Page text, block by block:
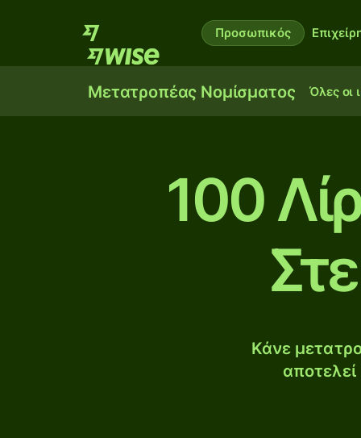
Προσωπικός
Μετατροπέας Νομίσματος Όλες οι
100
Κάνε